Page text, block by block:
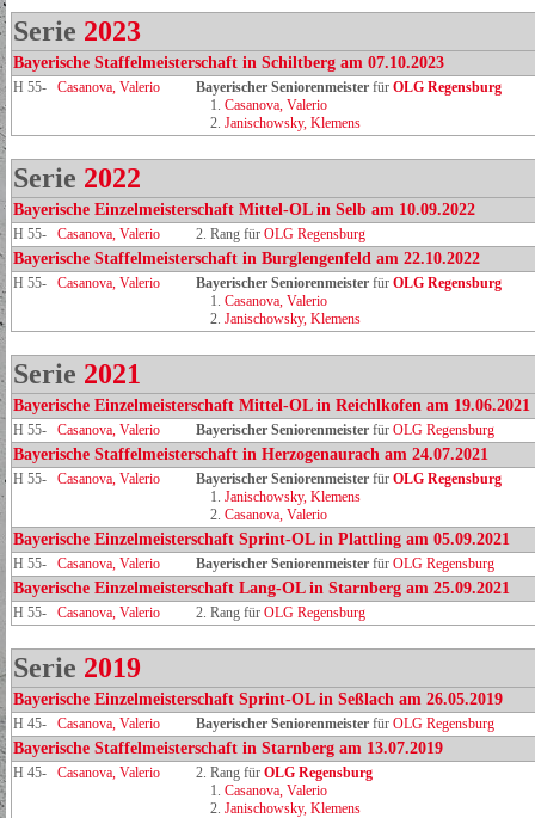
Serie 2023
Bayerische Staffelmeisterschaft in Schiltberg am 07.10.2023
H 55- Casanova, Valerio Bayerischer Seniorenmeister für OLG Regensburg
1. Casanova, Valerio
2. Janischowsky, Klemens
Serie 2022
Bayerische Einzelmeisterschaft Mittel-OL in Selb am 10.09.2022
H 55- Casanova, Valerio 2. Rang für OLG Regensburg
Bayerische Staffelmeisterschaft in Burglengenfeld am 22.10.2022
H 55- Casanova, Valerio Bayerischer Seniorenmeister für OLG Regensburg
1. Casanova, Valerio
2. Janischowsky, Klemens
Serie 2021
Bayerische Einzelmeisterschaft Mittel-OL in Reichlkofen am 19.06.2021
H 55- Casanova, Valerio Bayerischer Seniorenmeister für OLG Regensburg
Bayerische Staffelmeisterschaft in Herzogenaurach am 24.07.2021
H 55- Casanova, Valerio Bayerischer Seniorenmeister für OLG Regensburg
1. Janischowsky, Klemens
2. Casanova, Valerio
Bayerische Einzelmeisterschaft Sprint-OL in Plattling am 05.09.2021
H 55- Casanova, Valerio Bayerischer Seniorenmeister für OLG Regensburg
Bayerische Einzelmeisterschaft Lang-OL in Starnberg am 25.09.2021
H 55- Casanova, Valerio 2. Rang für OLG Regensburg
Serie 2019
Bayerische Einzelmeisterschaft Sprint-OL in Seßlach am 26.05.2019
H 45- Casanova, Valerio Bayerischer Seniorenmeister für OLG Regensburg
Bayerische Staffelmeisterschaft in Starnberg am 13.07.2019
H 45- Casanova, Valerio 2. Rang für OLG Regensburg
1. Casanova, Valerio
2. Janischowsky, Klemens